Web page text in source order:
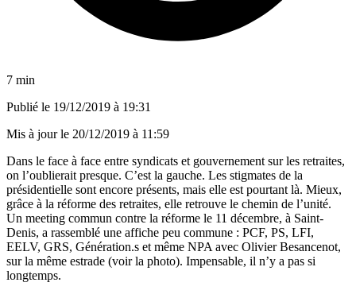
7 min
Publié le 19/12/2019 à 19:31
Mis à jour le 20/12/2019 à 11:59
Dans le face à face entre syndicats et gouvernement sur les retraites,
on l’oublierait presque. C’est la gauche. Les stigmates de la
présidentielle sont encore présents, mais elle est pourtant là. Mieux,
grâce à la réforme des retraites, elle retrouve le chemin de l’unité.
Un meeting commun contre la réforme le 11 décembre, à Saint-
Denis, a rassemblé une affiche peu commune : PCF, PS, LFI,
EELV, GRS, Génération.s et même NPA avec Olivier Besancenot,
sur la même estrade (voir la photo). Impensable, il n’y a pas si
longtemps.